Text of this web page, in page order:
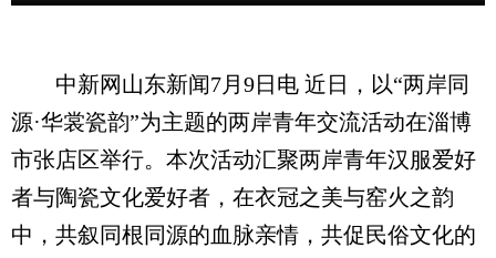
中新网山东新闻7月9日电 近日，以“两岸同
源·华裳瓷韵”为主题的两岸青年交流活动在淄博
市张店区举行。本次活动汇聚两岸青年汉服爱好
者与陶瓷文化爱好者，在衣冠之美与窑火之韵
中，共叙同根同源的血脉亲情，共促民俗文化的